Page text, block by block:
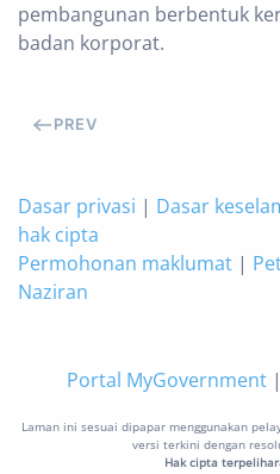
pembangunan berbentuk
badan korporat.
PREV
Dasar privasi | Dasar
hak cipta
Permohonan maklumat |
Naziran
Portal MyGovernment |
Laman ini sesuai dipapar menggunakan
versi terkini dengan
Hak cipta